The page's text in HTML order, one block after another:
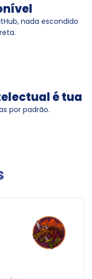
nada escondido
é tua
por padrão.